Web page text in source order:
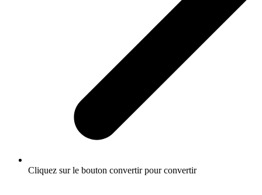
Cliquez sur le bouton convertir pour convertir